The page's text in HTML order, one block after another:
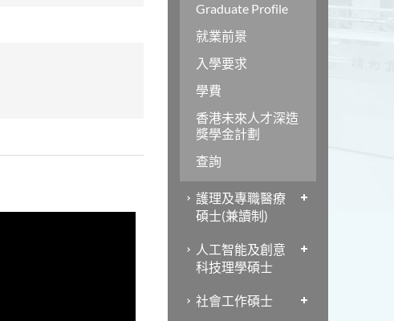
Graduate Profile
就業前景
入學要求
學費
香港未來人才深造
獎學金計劃
查詢
護理及專職醫療
碩士(兼讀制)
人工智能及創意
科技理學碩士
社會工作碩士